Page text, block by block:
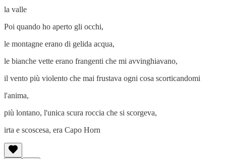
la valle
Poi quando ho aperto gli occhi,
le montagne erano di gelida acqua,
le bianche vette erano frangenti che mi avvinghiavano,
il vento più violento che mai frustava ogni cosa scorticandomi
l'anima,
più lontano, l'unica scura roccia che si scorgeva,
irta e scoscesa, era Capo Horn